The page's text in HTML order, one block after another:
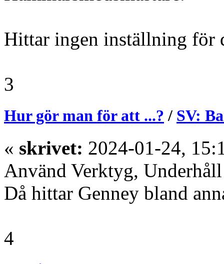
Hittar ingen inställning för
3
Hur gör man för att ...? / SV:
« skrivet: 2024-01-24,
Använd Verktyg,
Då hittar Genney bland
4